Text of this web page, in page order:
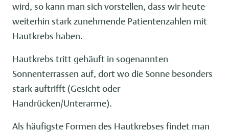
wird, so kann man sich vorstellen, dass wir heute
weiterhin stark zunehmende Patientenzahlen mit
Hautkrebs haben.
Hautkrebs tritt gehäuft in sogenannten
Sonnenterrassen auf, dort wo die Sonne besonders
stark auftrifft (Gesicht oder
Handrücken/Unterarme).
Als häufigste Formen des Hautkrebses findet man